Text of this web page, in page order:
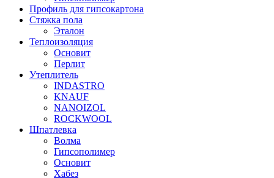
Профиль для гипсокартона
Стяжка пола
Эталон
Теплоизоляция
Основит
Перлит
Утеплитель
INDASTRO
KNAUF
NANOIZOL
ROCKWOOL
Шпатлевка
Волма
Гипсополимер
Основит
Хабез